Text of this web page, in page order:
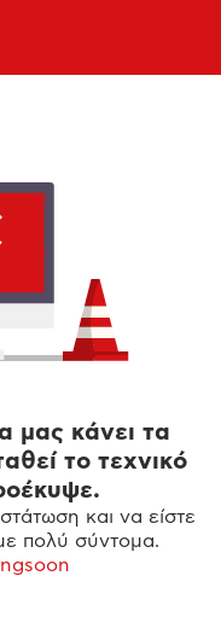
μας κάνει τα
το τεχνικό
και να είστε
πολύ σύντομα.